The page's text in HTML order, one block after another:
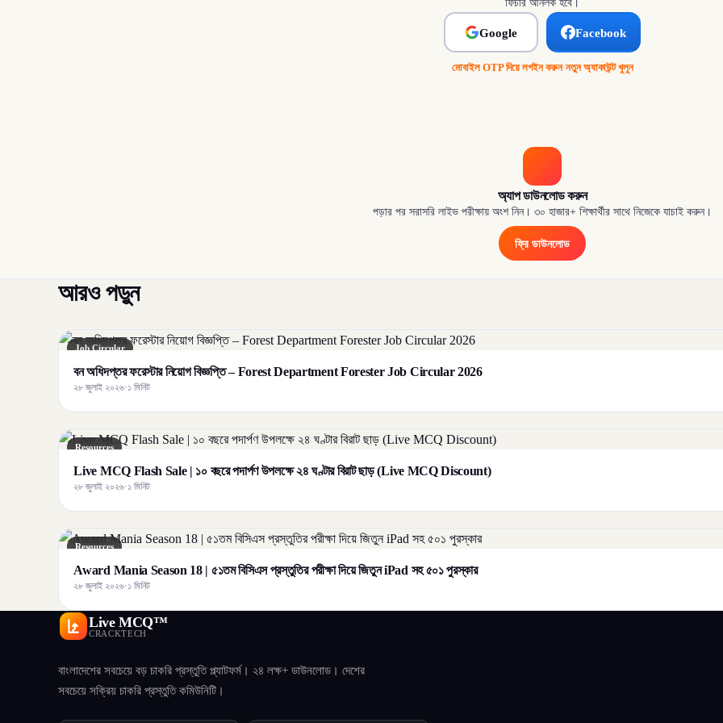
Google Facebook
মোবাইল OTP দিয়ে লগইন করুন·নতুন অ্যাকাউন্ট খুলুন
অ্যাপ ডাউনলোড করুন
পড়ার পর সরাসরি লাইভ পরীক্ষায় অংশ নিন। ৩০ হাজার+ শিক্ষার্থীর সাথে নিজেকে যাচাই করুন।
ফ্রি ডাউনলোড
আরও পড়ুন
Job Circular
বন অধিদপ্তর ফরেস্টার নিয়োগ বিজ্ঞপ্তি – Forest Department Forester Job Circular 2026
২৮ জুলাই ২০২৬·১ মিনিট
Resources
Live MCQ Flash Sale | ১০ বছরে পদার্পণ উপলক্ষে ২৪ ঘণ্টার বিরাট ছাড় (Live MCQ Discount)
২৮ জুলাই ২০২৬·১ মিনিট
Resources
Award Mania Season 18 | ৫১তম বিসিএস প্রস্তুতির পরীক্ষা দিয়ে জিতুন iPad সহ ৫০১ পুরস্কার
২৮ জুলাই ২০২৬·১ মিনিট
Live MCQ™
CRACKTECH
বাংলাদেশের সবচেয়ে বড় চাকরি প্রস্তুতি প্ল্যাটফর্ম। ২৪ লক্ষ+ ডাউনলোড। দেশের
সবচেয়ে সক্রিয় চাকরি প্রস্তুতি কমিউনিটি।